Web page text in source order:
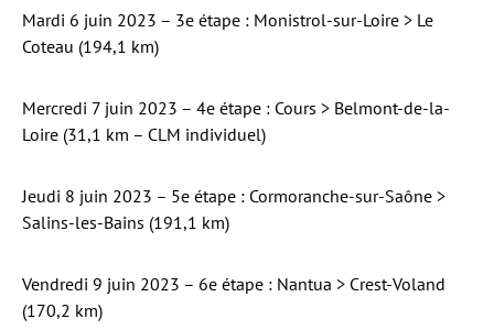
Mardi 6 juin 2023 – 3e étape : Monistrol-sur-Loire > Le
Coteau (194,1 km)
Mercredi 7 juin 2023 – 4e étape : Cours > Belmont-de-la-
Loire (31,1 km – CLM individuel)
Jeudi 8 juin 2023 – 5e étape : Cormoranche-sur-Saône >
Salins-les-Bains (191,1 km)
Vendredi 9 juin 2023 – 6e étape : Nantua > Crest-Voland
(170,2 km)